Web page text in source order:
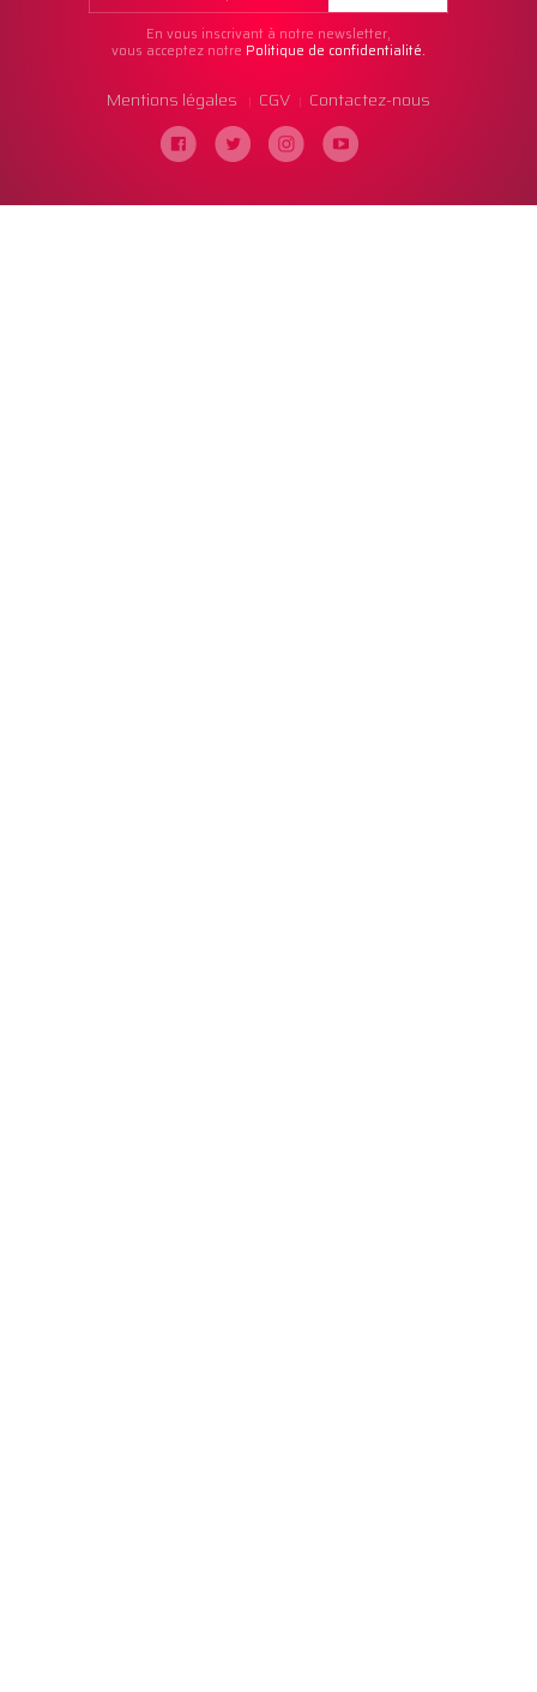
En vous inscrivant à notre newsletter,
vous acceptez notre Politique de confidentialité.
Mentions légales | CGV | Contactez-nous